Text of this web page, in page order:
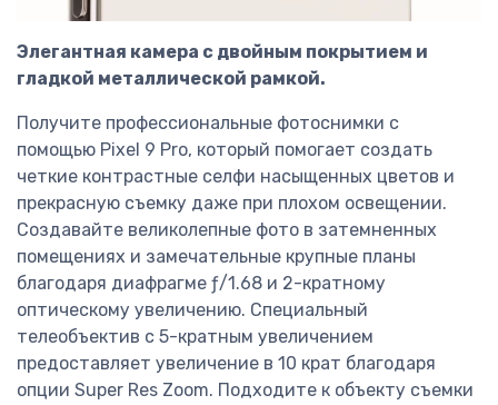
Элегантная камера с двойным покрытием и
гладкой металлической рамкой.
Получите профессиональные фотоснимки с
помощью Pixel 9 Pro, который помогает создать
четкие контрастные селфи насыщенных цветов и
прекрасную съемку даже при плохом освещении.
Создавайте великолепные фото в затемненных
помещениях и замечательные крупные планы
благодаря диафрагме ƒ/1.68 и 2-кратному
оптическому увеличению. Специальный
телеобъектив с 5-кратным увеличением
предоставляет увеличение в 10 крат благодаря
опции Super Res Zoom. Подходите к объекту съемки